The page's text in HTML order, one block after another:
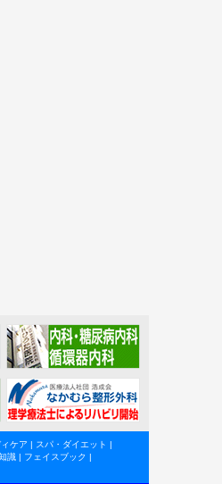
ケア | スパ・ダイエット |
識| フェイスブック |